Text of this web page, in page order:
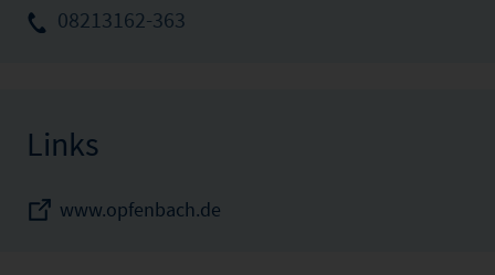
08213162-363
Links
www.opfenbach.de